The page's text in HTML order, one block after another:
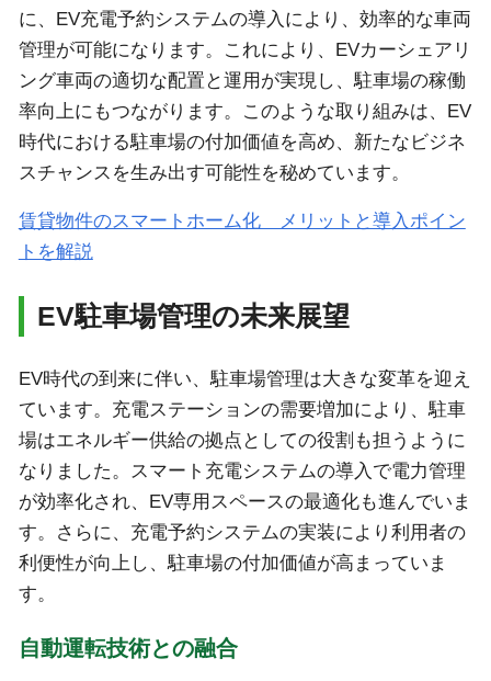
に、EV充電予約システムの導入により、効率的な車両
管理が可能になります。これにより、EVカーシェアリ
ング車両の適切な配置と運用が実現し、駐車場の稼働
率向上にもつながります。このような取り組みは、EV
時代における駐車場の付加価値を高め、新たなビジネ
スチャンスを生み出す可能性を秘めています。
賃貸物件のスマートホーム化 メリットと導入ポイン
トを解説
EV駐車場管理の未来展望
EV時代の到来に伴い、駐車場管理は大きな変革を迎え
ています。充電ステーションの需要増加により、駐車
場はエネルギー供給の拠点としての役割も担うように
なりました。スマート充電システムの導入で電力管理
が効率化され、EV専用スペースの最適化も進んでいま
す。さらに、充電予約システムの実装により利用者の
利便性が向上し、駐車場の付加価値が高まっていま
す。
自動運転技術との融合